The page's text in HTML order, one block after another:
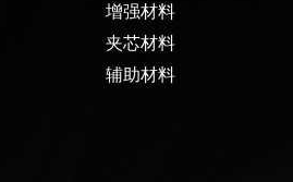
增强材料
夹芯材料
辅助材料